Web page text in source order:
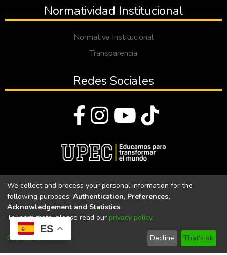
ES
Normatividad Institucional
Normativa Institucional
Transparencia
Redes Sociales
Universidad Politécnica Estatal del Carchi
Universidad Politécnica Estatal del Carchi | Acreditada por el
CACES Resolución N°. 160-SE-33-CACES-2020
We collect and process your personal information for the
following purposes: Authentication, Preferences,
Acknowledgement and Statistics.
To learn more, please read our privacy policy.
Customize Decline That's ok